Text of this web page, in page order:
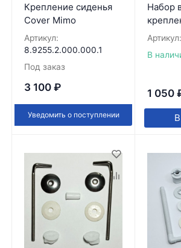
Крепление сиденья
Cover Mimo
Артикул:
8.9255.2.000.000.1
Под заказ
3 100 ₽
Уведомить о поступлении
Набор
Артикул:
В
1 050